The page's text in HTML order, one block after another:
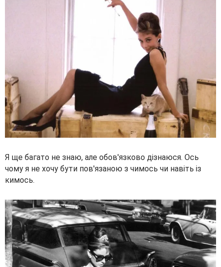
Я ще багато не знаю, але обов'язково дізнаюся. Ось
чому я не хочу бути пов'язаною з чимось чи навіть із
кимось.